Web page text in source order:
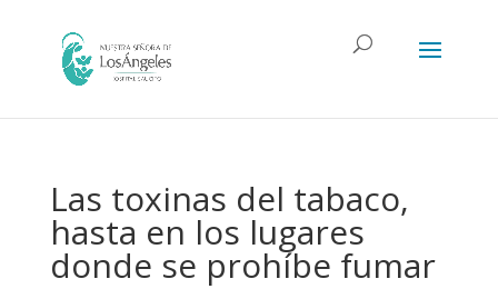
Las toxinas del tabaco,
hasta en los lugares
donde se prohíbe fumar